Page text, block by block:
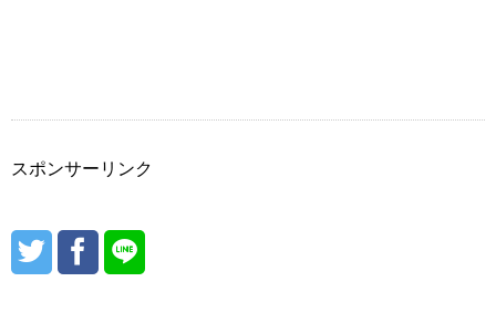
スポンサーリンク